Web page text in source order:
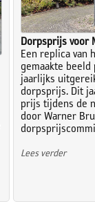
Dorpsprijs voor
Een replica van
gemaakte
jaarlijks
dorpsprijs. Dit
prijs tijdens de
door Warner
Lees verder